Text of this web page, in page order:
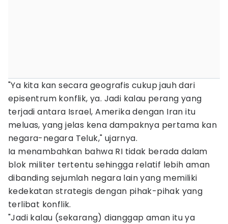
"Ya kita kan secara geografis cukup jauh dari
episentrum konflik, ya. Jadi kalau perang yang
terjadi antara Israel, Amerika dengan Iran itu
meluas, yang jelas kena dampaknya pertama kan
negara-negara Teluk," ujarnya.
Ia menambahkan bahwa RI tidak berada dalam
blok militer tertentu sehingga relatif lebih aman
dibanding sejumlah negara lain yang memiliki
kedekatan strategis dengan pihak-pihak yang
terlibat konflik.
"Jadi kalau (sekarang) dianggap aman itu ya